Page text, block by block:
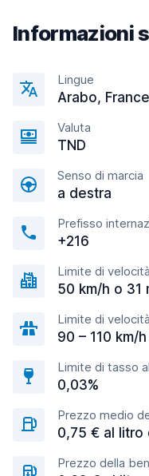
Informazioni
Lingue
Arabo,
Valuta
TND
Senso di marcia
a destra
Prefisso
+216
Limite di
50 km/h o 31
Limite di
90 – 110 km/
Limite di tasso
0,03%
Prezzo medio
0,75 € al litro
Prezzo della